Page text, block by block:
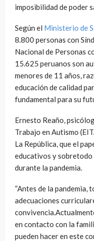
imposibilidad de poder
Según el Ministerio de
8.800 personas con
Nacional de Personas
15.625 peruanos son
menores de 11 años,
educación de calidad
fundamental para su
Ernesto Reaño,
Trabajo en Autismo
La República, que el
educativos y
durante la pandemia.
“Antes de la pandemia,
adecuaciones
en contacto con la
pueden hacer en este